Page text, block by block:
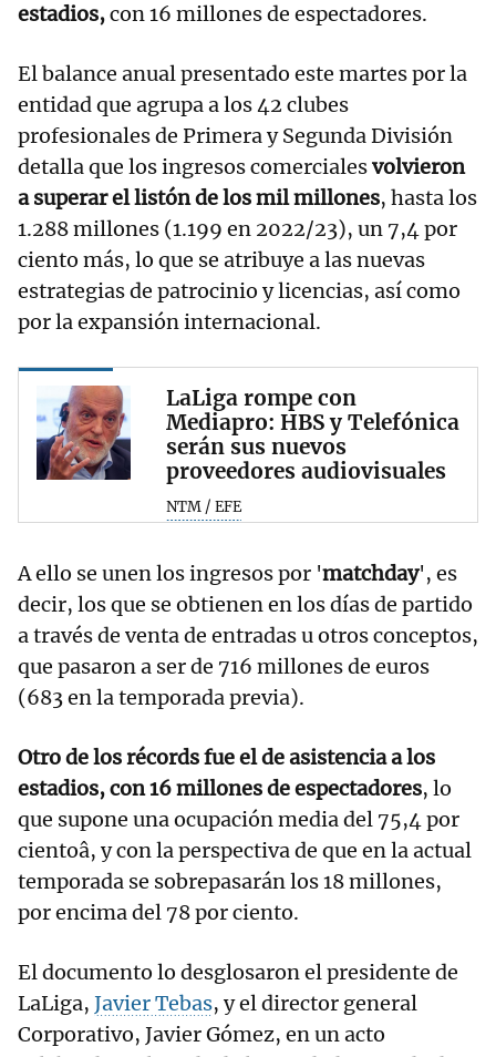
estadios,con 16 millones de espectadores.
El balance anual presentado este martes por la
entidad que agrupa a los 42 clubes
profesionales de Primera y Segunda División
detalla que los ingresos comercialesvolvieron
a superar el listón de los mil millones, hasta los
1.288 millones (1.199 en 2022/23), un 7,4 por
ciento más, lo que se atribuye a las nuevas
estrategias de patrocinio y licencias, así como
por la expansión internacional.
LaLiga rompe con
Mediapro: HBS y Telefónica
serán sus nuevos
proveedores audiovisuales
NTM / EFE
A ello se unen los ingresos por 'matchday', es
decir, los que se obtienen en los días de partido
a través de venta de entradas u otros conceptos,
que pasaron a ser de 716 millones de euros
(683 en la temporada previa).
Otro de los récords fue el de asistencia a los
estadios, con 16 millones de espectadores, lo
que supone una ocupación media del 75,4 por
cientoâ, y con la perspectiva de que en la actual
temporada se sobrepasarán los 18 millones,
por encima del 78 por ciento.
El documento lo desglosaron el presidente de
LaLiga, Javier Tebas, y el director general
Corporativo, Javier Gómez, en un acto